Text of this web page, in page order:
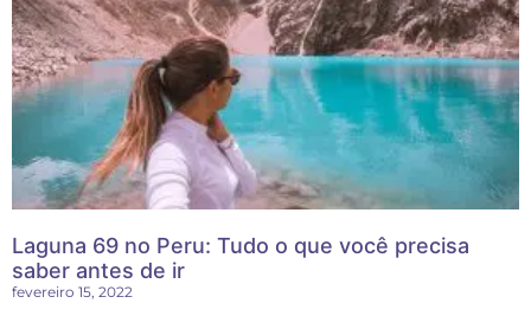
Laguna 69 no Peru: Tudo o que você precisa
saber antes de ir
fevereiro 15, 2022